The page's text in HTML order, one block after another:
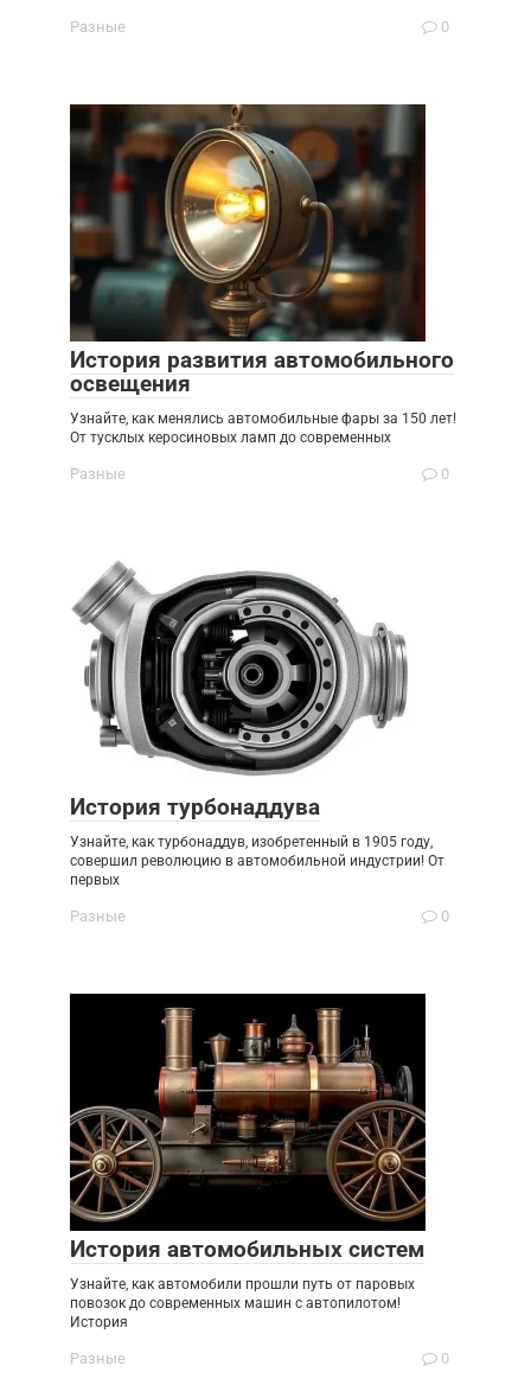
Разные 0
История развития автомобильного
освещения
Узнайте, как менялись автомобильные фары за 150 лет!
От тусклых керосиновых ламп до современных
Разные 0
История турбонаддува
Узнайте, как турбонаддув, изобретенный в 1905 году,
совершил революцию в автомобильной индустрии! От
первых
Разные 0
История автомобильных систем
Узнайте, как автомобили прошли путь от паровых
повозок до современных машин с автопилотом!
История
Разные 0